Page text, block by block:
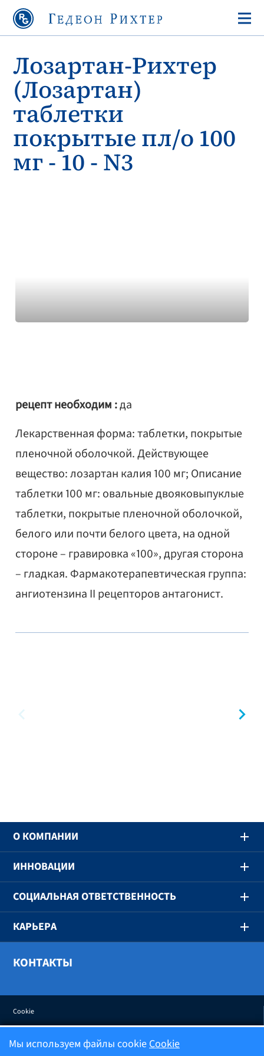
Лозартан-Рихтер
(Лозартан)
таблетки
покрытые пл/о 100
мг - 10 - N3
рецепт необходим :да
Лекарственная форма: таблетки, покрытые
пленочной оболочкой. Действующее
вещество: лозартан калия 100 мг; Описание
таблетки 100 мг: овальные двояковыпуклые
таблетки, покрытые пленочной оболочкой,
белого или почти белого цвета, на одной
стороне – гравировка «100», другая сторона
– гладкая. Фармакотерапевтическая группа:
ангиотензина II рецепторов антагонист.
предыдущий
O КОМПАНИИ
ИННОВАЦИИ
СОЦИАЛЬНАЯ ОТВЕТСТВЕННОСТЬ
КАРЬЕРА
КОНТАКТЫ
Cookie
Политика конфиденциальности
Мы используем файлы cookieCookie